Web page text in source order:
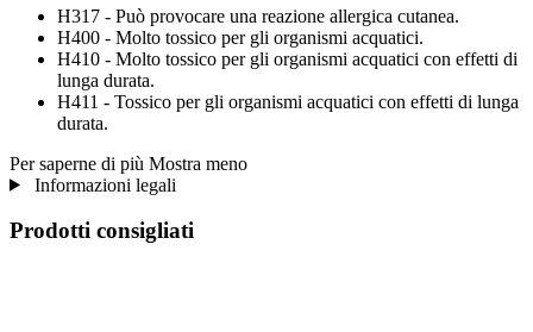
H317 - Può provocare una reazione allergica cutanea.
H400 - Molto tossico per gli organismi acquatici.
H410 - Molto tossico per gli organismi acquatici con effetti di
lunga durata.
H411 - Tossico per gli organismi acquatici con effetti di lunga
durata.
Per saperne di più Mostra meno
Informazioni legali
Prodotti consigliati